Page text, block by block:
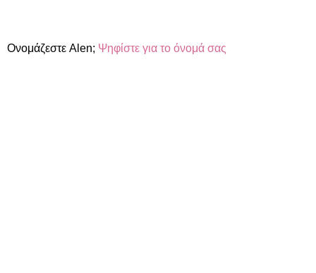
Ονομάζεστε Alen; Ψηφίστε για το όνομά σας